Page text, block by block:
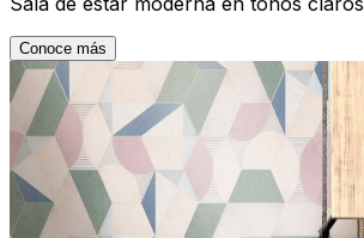
Conoce más